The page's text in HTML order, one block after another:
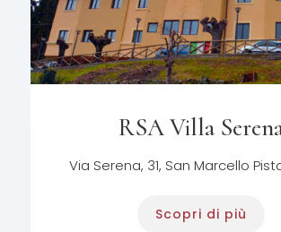
RSA Villa
Via Serena, 31, San Marcello
Scopri di più